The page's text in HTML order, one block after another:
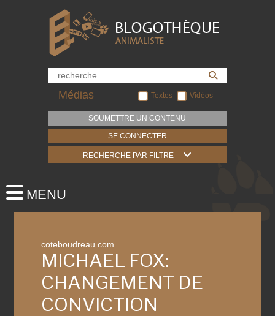
Médias Textes Vidéos
SOUMETTRE UN CONTENU
SE CONNECTER
RECHERCHE PAR FILTRE
coteboudreau.com
MICHAEL FOX:
CHANGEMENT DE
CONVICTION